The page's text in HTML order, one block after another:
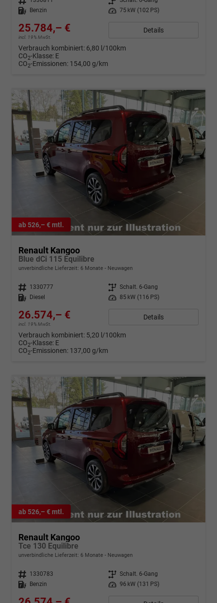
Kraftstoff
Benzin Leistung 75 kW (102 PS)
25.784,– €
incl. 19% MwSt.
Details
Verbrauch kombiniert: 6,80 l/100km
CO2-Klasse: E
CO2-Emissionen: 154,00 g/km
ab 526,– € mtl.
Renault Kangoo
Blue dCi 115 Equilibre
unverbindliche Lieferzeit: 6 Monate Neuwagen
Fahrzeugnr. 1330777 Getriebe Schalt. 6-Gang
Kraftstoff
Diesel Leistung 85 kW (116 PS)
26.574,– €
incl. 19% MwSt.
Details
Verbrauch kombiniert: 5,20 l/100km
CO2-Klasse: E
CO2-Emissionen: 137,00 g/km
ab 526,– € mtl.
Renault Kangoo
Tce 130 Equilibre
unverbindliche Lieferzeit: 6 Monate Neuwagen
Fahrzeugnr. 1330783 Getriebe Schalt. 6-Gang
Kraftstoff
Benzin Leistung 96 kW (131 PS)